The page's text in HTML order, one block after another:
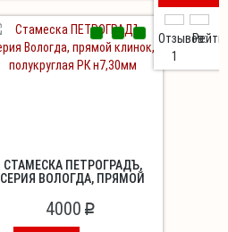
СТАМЕСКА ПЕТРОГРАДЪ,
СЕРИЯ ВОЛОГДА, ПРЯМОЙ
Н7,30ММ
4000 p
Отзывов:
1